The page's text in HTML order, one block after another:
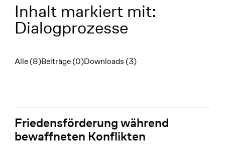
Inhalt markiert mit:
Dialogprozesse
Filter
Alle (8)Beiträge (0)Downloads (3)
Friedensförderung während
bewaffneten Konflikten